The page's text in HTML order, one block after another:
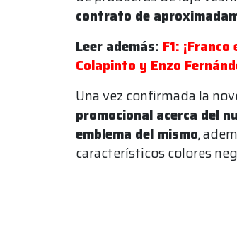
contrato de
Leer además: F1:
Colapinto y Enzo
Una vez confirmada la
promocional acerca del
emblema del mismo,
característicos colores